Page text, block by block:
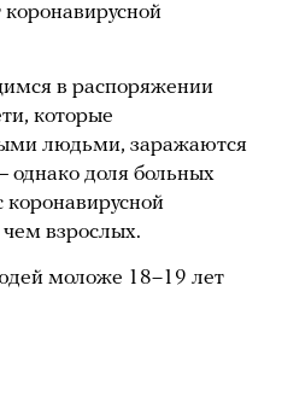
в распоряжении
которые
людьми, заражаются
однако доля больных
коронавирусной
взрослых.
моложе 18–19 лет